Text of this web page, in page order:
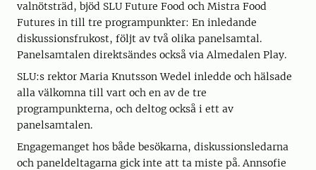
valnötsträd, bjöd SLU Future Food och Mistra Food
Futures in till tre programpunkter: En inledande
diskussionsfrukost, följt av två olika panelsamtal.
Panelsamtalen direktsändes också via Almedalen Play.
SLU:s rektor Maria Knutsson Wedel inledde och hälsade
alla välkomna till vart och en av de tre
programpunkterna, och deltog också i ett av
panelsamtalen.
Engagemanget hos både besökarna, diskussionsledarna
och paneldeltagarna gick inte att ta miste på. Annsofie